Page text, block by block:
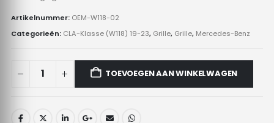
Artikelnummer: OEM-W118-02
Categorieën: CLA-Klasse (W118) 19-23, Grille, Grille, Mercedes-Benz
TOEVOEGEN AAN WINKELWAGEN